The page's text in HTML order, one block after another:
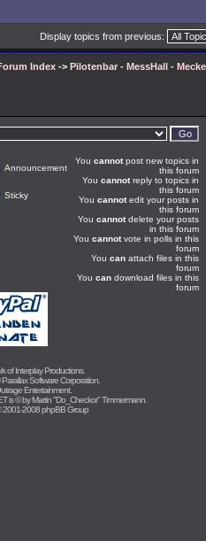
Display topics from previous:
Index -> Pilotenbar - MessHall -
Announcement
Sticky
You cannotpost new topics in
this forum
You cannotreply to topics in
this forum
You cannotedit your posts in
this forum
You cannotdelete your posts
in this forum
You cannotvote in polls in this
forum
You can attach files in this
forum
You can download files in this
forum
ofInterplay Productions.
Parallax Software Corporation.
Entertainment.
is © byMartin "Do_Checkor" Timmermann
2008 phpBB Group